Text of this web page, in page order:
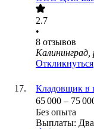
2.7
•
8 отзывов
Калининград,
Откликнуться
Кладовщик в
65 000 – 75
Без опыта
Выплаты: Два